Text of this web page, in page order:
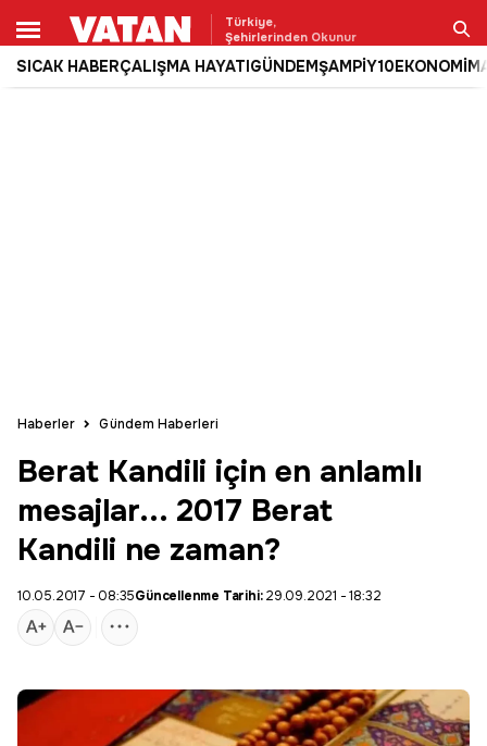
Türkiye,
Şehirlerinden Okunur
SICAK HABERÇALIŞMA HAYATIGÜNDEMŞAMPİY10EKONOMİ
Ara
Haberler Gündem Haberleri
Berat Kandili için en anlamlı
mesajlar... 2017 Berat
Kandili ne zaman?
10.05.2017 - 08:35Güncellenme Tarihi:29.09.2021 - 18:32